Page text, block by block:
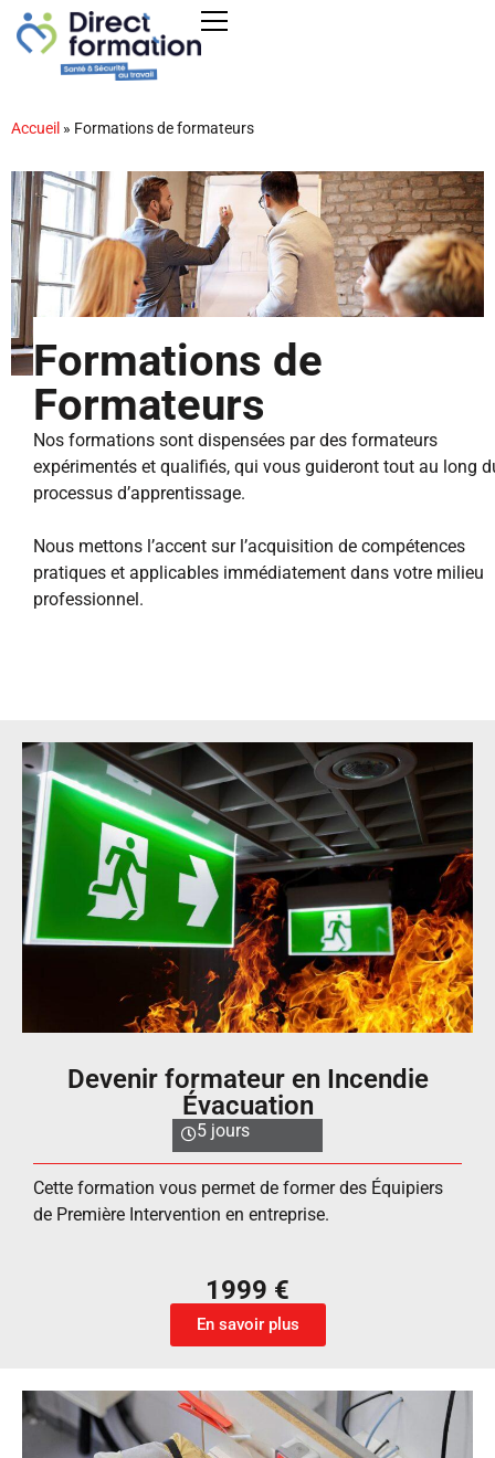
Accueil » Formations de formateurs
Formations de
Formateurs
Nos formations sont dispensées par des formateurs
expérimentés et qualifiés, qui vous guideront tout au long
processus d’apprentissage.
Nous mettons l’accent sur l’acquisition de compétences
pratiques et applicables immédiatement dans votre milieu
professionnel.
Devenir formateur en Incendie
Évacuation
5 jours
Cette formation vous permet de former des Équipiers
de Première Intervention en entreprise.
1999 €
En savoir plus